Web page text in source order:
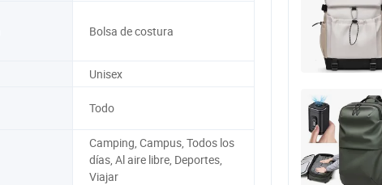
Bolsa de costura
Unisex
Todo
Camping, Campus, Todos los
días, Al aire libre, Deportes,
Viajar